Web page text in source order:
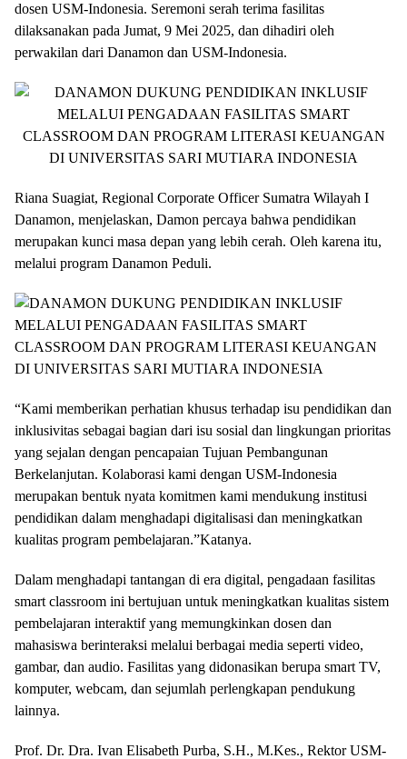
dosen USM-Indonesia. Seremoni serah terima fasilitas
dilaksanakan pada Jumat, 9 Mei 2025, dan dihadiri oleh
perwakilan dari Danamon dan USM-Indonesia.
Riana Suagiat, Regional Corporate Officer Sumatra Wilayah I
Danamon, menjelaskan, Damon percaya bahwa pendidikan
merupakan kunci masa depan yang lebih cerah. Oleh karena itu,
melalui program Danamon Peduli.
“Kami memberikan perhatian khusus terhadap isu pendidikan dan
inklusivitas sebagai bagian dari isu sosial dan lingkungan prioritas
yang sejalan dengan pencapaian Tujuan Pembangunan
Berkelanjutan. Kolaborasi kami dengan USM-Indonesia
merupakan bentuk nyata komitmen kami mendukung institusi
pendidikan dalam menghadapi digitalisasi dan meningkatkan
kualitas program pembelajaran.”Katanya.
Dalam menghadapi tantangan di era digital, pengadaan fasilitas
smart classroom ini bertujuan untuk meningkatkan kualitas sistem
pembelajaran interaktif yang memungkinkan dosen dan
mahasiswa berinteraksi melalui berbagai media seperti video,
gambar, dan audio. Fasilitas yang didonasikan berupa smart TV,
komputer, webcam, dan sejumlah perlengkapan pendukung
lainnya.
Prof. Dr. Dra. Ivan Elisabeth Purba, S.H., M.Kes., Rektor USM-